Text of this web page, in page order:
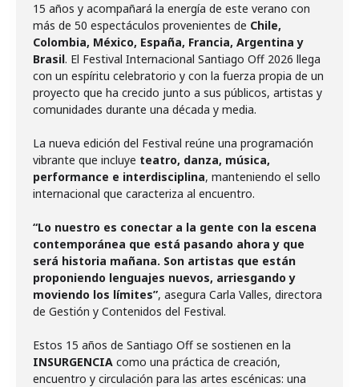
15 años y acompañará la energía de este verano con
más de 50 espectáculos provenientes de Chile,
Colombia, México, España, Francia, Argentina y
Brasil. El Festival Internacional Santiago Off 2026 llega
con un espíritu celebratorio y con la fuerza propia de un
proyecto que ha crecido junto a sus públicos, artistas y
comunidades durante una década y media.
La nueva edición del Festival reúne una programación
vibrante que incluye teatro, danza, música,
performance e interdisciplina, manteniendo el sello
internacional que caracteriza al encuentro.
“Lo nuestro es conectar a la gente con la escena
contemporánea que está pasando ahora y que
será historia mañana. Son artistas que están
proponiendo lenguajes nuevos, arriesgando y
moviendo los límites”, asegura Carla Valles, directora
de Gestión y Contenidos del Festival.
Estos 15 años de Santiago Off se sostienen en la
INSURGENCIA como una práctica de creación,
encuentro y circulación para las artes escénicas: una